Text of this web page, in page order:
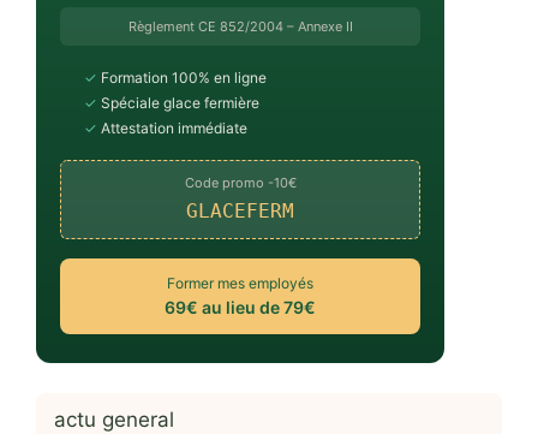
Règlement CE 852/2004 – Annexe II
✓ Formation 100% en ligne
✓ Spéciale glace fermière
✓ Attestation immédiate
Code promo -10€
GLACEFERM
Former mes employés
69€ au lieu de 79€
actu general